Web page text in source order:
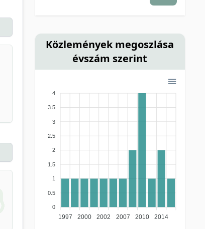
Közlemények megoszlása
évszám szerint
4
3.5
3
2.5
2
1.5
1
0.5
0
1997 2000 2002 2007 2010 2014